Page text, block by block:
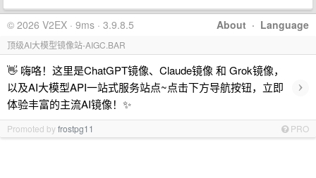
About · Language
© 2026 V2EX · 9ms · 3.9.8.5
顶级AI大模型镜像站-AIGC.BAR
👋 嗨咯！这里是ChatGPT镜像、Claude镜像 和 Grok镜像，
以及AI大模型API一站式服务站点~点击下方导航按钮，立即
体验丰富的主流AI镜像！✨
›
Promoted byfrostpg11 PRO